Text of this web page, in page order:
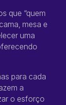
que “quem
mesa e
uma
para cada
a
o esforço